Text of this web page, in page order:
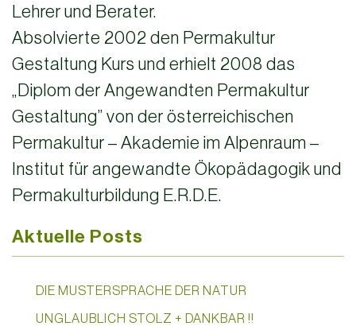
Lehrer und Berater.
Absolvierte 2002 den Permakultur
Gestaltung Kurs und erhielt 2008 das
„Diplom der Angewandten Permakultur
Gestaltung” von der österreichischen
Permakultur – Akademie im Alpenraum –
Institut für angewandte Ökopädagogik und
Permakulturbildung E.R.D.E.
Aktuelle Posts
DIE MUSTERSPRACHE DER NATUR
UNGLAUBLICH STOLZ + DANKBAR !!